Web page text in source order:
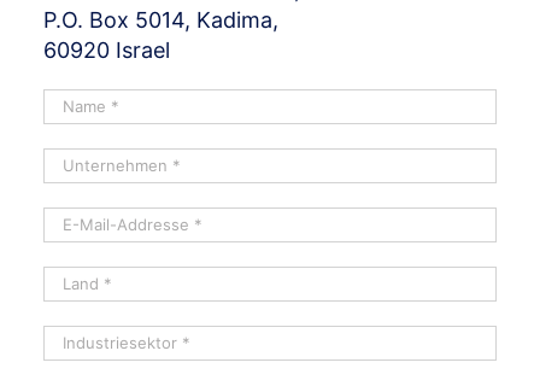
P.O. Box 5014, Kadima,
60920 Israel